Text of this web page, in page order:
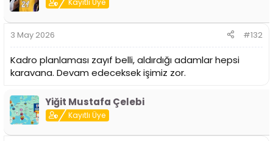
Kayıtlı Üye
3 May 2026 #132
Kadro planlaması zayıf belli, aldırdığı adamlar hepsi
karavana. Devam edeceksek işimiz zor.
Yiğit Mustafa Çelebi
Kayıtlı Üye